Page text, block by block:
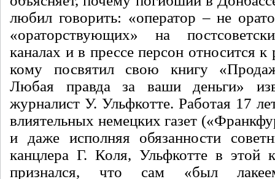
любил говорить: «оператор – не
«ораторствующих» на
каналах и в прессе персон относится
кому посвятил свою книгу
Любая правда за ваши деньги»
журналист У. Ульфкотте. Работая 17
влиятельных немецких газет
и даже исполняя обязанности
канцлера Г. Коля, Ульфкотте в этой
признался, что сам «был